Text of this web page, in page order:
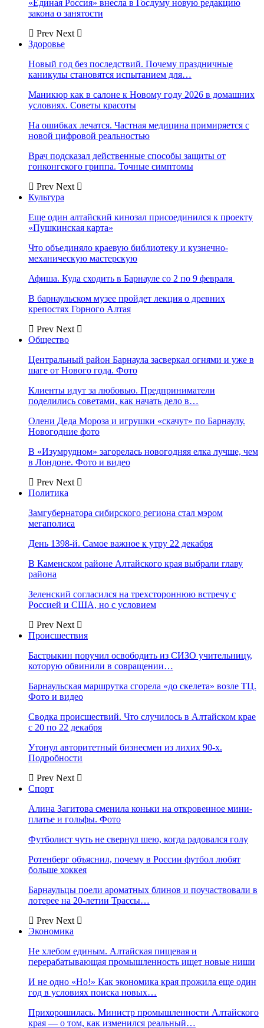
«Единая Россия» внесла в Госдуму новую редакцию
закона о занятости
Prev Next
Здоровье
Новый год без последствий. Почему праздничные
каникулы становятся испытанием для…
Маникюр как в салоне к Новому году 2026 в домашних
условиях. Советы красоты
На ошибках лечатся. Частная медицина примиряется с
новой цифровой реальностью
Врач подсказал действенные способы защиты от
гонконгского гриппа. Точные симптомы
Prev Next
Культура
Еще один алтайский кинозал присоединился к проекту
«Пушкинская карта»
Что объединяло краевую библиотеку и кузнечно-
механическую мастерскую
Афиша. Куда сходить в Барнауле со 2 по 9 февраля
В барнаульском музее пройдет лекция о древних
крепостях Горного Алтая
Prev Next
Общество
Центральный район Барнаула засверкал огнями и уже в
шаге от Нового года. Фото
Клиенты идут за любовью. Предприниматели
поделились советами, как начать дело в…
Олени Деда Мороза и игрушки «скачут» по Барнаулу.
Новогодние фото
В «Изумрудном» загорелась новогодняя елка лучше, чем
в Лондоне. Фото и видео
Prev Next
Политика
Замгубернатора сибирского региона стал мэром
мегаполиса
День 1398-й. Самое важное к утру 22 декабря
В Каменском районе Алтайского края выбрали главу
района
Зеленский согласился на трехстороннюю встречу с
Россией и США, но с условием
Prev Next
Происшествия
Бастрыкин поручил освободить из СИЗО учительницу,
которую обвинили в совращении…
Барнаульская маршрутка сгорела «до скелета» возле ТЦ.
Фото и видео
Сводка происшествий. Что случилось в Алтайском крае
с 20 по 22 декабря
Утонул авторитетный бизнесмен из лихих 90-х.
Подробности
Prev Next
Спорт
Алина Загитова сменила коньки на откровенное мини-
платье и гольфы. Фото
Футболист чуть не свернул шею, когда радовался голу
Ротенберг объяснил, почему в России футбол любят
больше хоккея
Барнаульцы поели ароматных блинов и поучаствовали в
лотерее на 20-летии Трассы…
Prev Next
Экономика
Не хлебом единым. Алтайская пищевая и
перерабатывающая промышленность ищет новые ниши
И не одно «Но!» Как экономика края прожила еще один
год в условиях поиска новых…
Прихорошилась. Министр промышленности Алтайского
края — о том, как изменился реальный…